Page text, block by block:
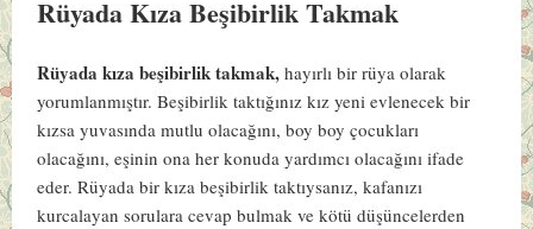
Rüyada Kıza Beşibirlik Takmak
Rüyada kıza beşibirlik takmak,hayırlı bir rüya olarak
yorumlanmıştır. Beşibirlik taktığınız kız yeni evlenecek bir
kızsa yuvasında mutlu olacağını, boy boy çocukları
olacağını, eşinin ona her konuda yardımcı olacağını ifade
eder. Rüyada bir kıza beşibirlik taktıysanız, kafanızı
kurcalayan sorulara cevap bulmak ve kötü düşüncelerden